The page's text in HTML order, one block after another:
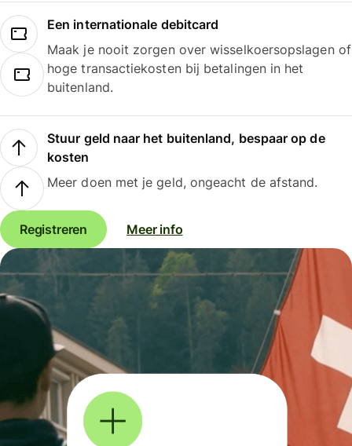
Een internationale debitcard
Maak je nooit zorgen over wisselkoersopslagen of
hoge transactiekosten bij betalingen in het
buitenland.
Stuur geld naar het buitenland, bespaar op de
kosten
Meer doen met je geld, ongeacht de afstand.
Registreren Meer info